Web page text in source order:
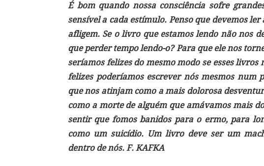
É bom quando nossa consciência sofre
sensível a cada estímulo. Penso que devemos
afligem. Se o livro que estamos lendo não nos
que perder tempo lendo-o? Para que ele nos
seríamos felizes do mesmo modo se esses
felizes poderíamos escrever nós mesmos num
que nos atinjam como a mais dolorosa
como a morte de alguém que amávamos mais
sentir que fomos banidos para o ermo, para
como um suicídio. Um livro deve ser um
dentro de nós. F. KAFKA